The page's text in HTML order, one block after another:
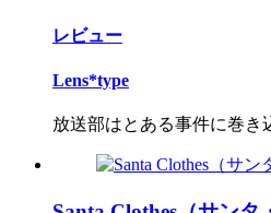
レビュー
Lens*type
放送部はとある事件に巻き